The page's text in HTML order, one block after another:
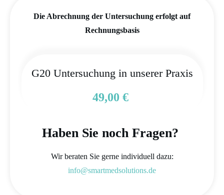
Die Abrechnung der Untersuchung erfolgt auf
Rechnungsbasis
G20 Untersuchung in unserer Praxis
49,00 €
Haben Sie noch Fragen?
Wir beraten Sie gerne individuell dazu:
info@smartmedsolutions.de